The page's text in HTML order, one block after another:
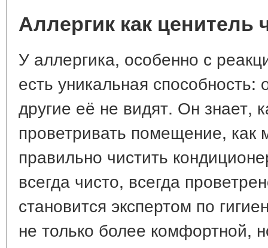
Аллергик как ценитель
У аллергика, особенно с
есть уникальная способность:
другие её не видят. Он знает,
проветривать помещение, как
правильно чистить
всегда чисто, всегда
становится экспертом по
не только более комфортной,